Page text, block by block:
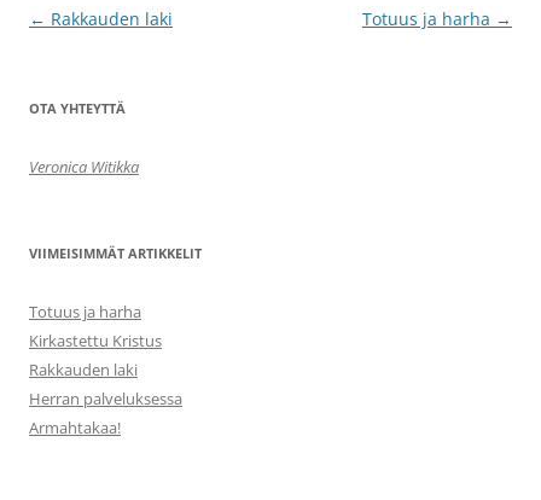
Artikkelien
← Rakkauden laki Totuus ja harha →
OTA YHTEYTTÄ
Veronica Witikka
VIIMEISIMMÄT ARTIKKELIT
Totuus ja harha
Kirkastettu Kristus
Rakkauden laki
Herran palveluksessa
Armahtakaa!